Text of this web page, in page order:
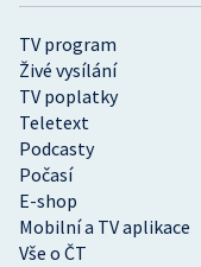
TV program
Živé vysílání
TV poplatky
Teletext
Podcasty
Počasí
E-shop
Mobilní a TV aplikace
Vše o ČT